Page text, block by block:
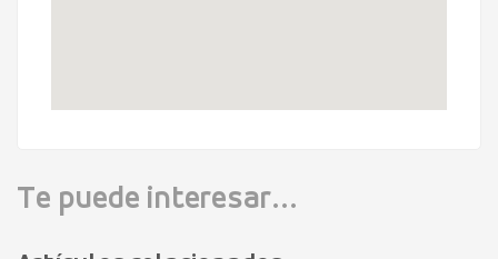
Te puede interesar...